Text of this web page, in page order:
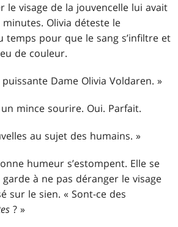
le visage de la jouvencelle lui avait
Olivia déteste le
temps pour que le sang s’infiltre et
de couleur.
Dame Olivia Voldaren. »
mince sourire. Oui. Parfait.
au sujet des humains. »
humeur s’estompent. Elle se
à ne pas déranger le visage
sur le sien. « Sont-ce des
? »